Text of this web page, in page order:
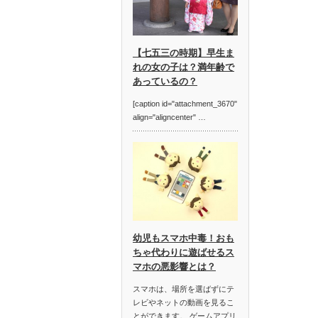
【七五三の時期】早生ま
れの女の子は？満年齢で
あっているの？
[caption id="attachment_3670"
align="aligncenter" …
幼児もスマホ中毒！おも
ちゃ代わりに遊ばせるス
マホの悪影響とは？
スマホは、場所を選ばずにテ
レビやネットの動画を見るこ
とができます。 ゲームアプリ